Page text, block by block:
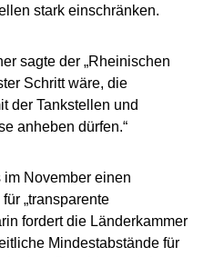
stark einschränken.
sagte der „Rheinischen
Schritt wäre, die
der Tankstellen und
anheben dürfen.“
im November einen
„transparente
fordert die Länderkammer
Mindestabstände für